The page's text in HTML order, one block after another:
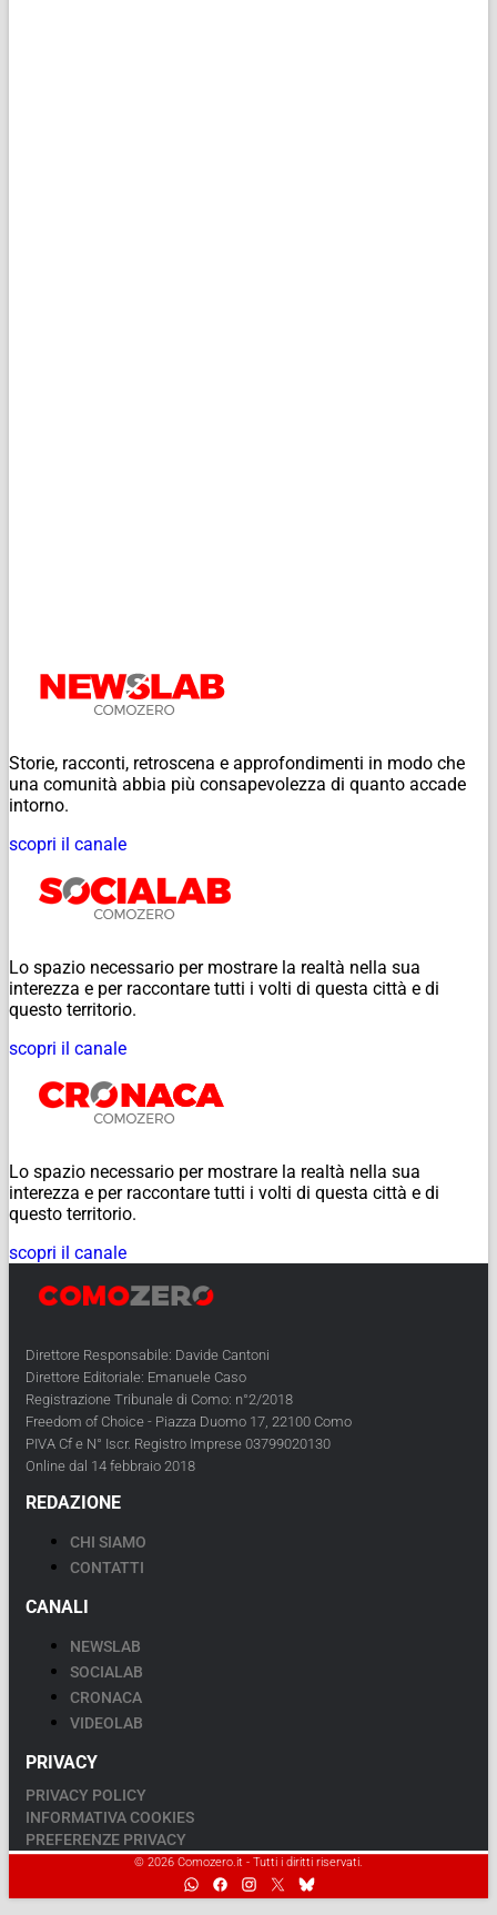
Storie, racconti, retroscena e approfondimenti in modo che
una comunità abbia più consapevolezza di quanto accade
intorno.
scopri il canale
Lo spazio necessario per mostrare la realtà nella sua
interezza e per raccontare tutti i volti di questa città e di
questo territorio.
scopri il canale
Lo spazio necessario per mostrare la realtà nella sua
interezza e per raccontare tutti i volti di questa città e di
questo territorio.
scopri il canale
Direttore Responsabile: Davide Cantoni
Direttore Editoriale: Emanuele Caso
Registrazione Tribunale di Como: n°2/2018
Freedom of Choice - Piazza Duomo 17, 22100 Como
PIVA Cf e N° Iscr. Registro Imprese 03799020130
Online dal 14 febbraio 2018
REDAZIONE
CHI SIAMO
CONTATTI
CANALI
NEWSLAB
SOCIALAB
CRONACA
VIDEOLAB
PRIVACY
PRIVACY POLICY
INFORMATIVA COOKIES
PREFERENZE PRIVACY
© 2026 Comozero.it - Tutti i diritti riservati.